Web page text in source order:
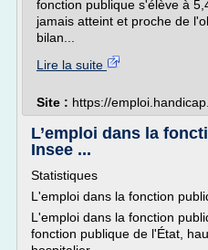
fonction publique s'élève à
jamais atteint et proche de
bilan...
Lire la suite
Site : https://
L’emploi dans la
Insee ...
Statistiques
L'emploi dans la fonction
L'emploi dans la fonction
fonction publique de l'État,